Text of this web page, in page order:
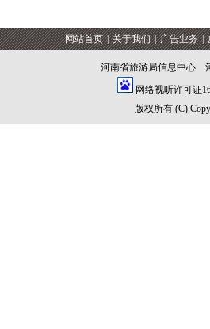
网站首页 | 关于我们 | 广告业务 |
河南省旅游局信息中心
网络视听许可证
版权所有 (C)